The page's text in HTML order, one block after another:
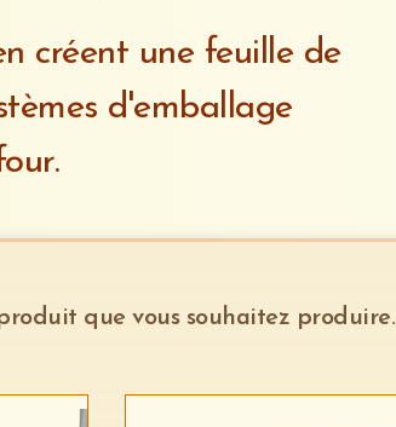
créent une feuille de
d'emballage
que vous souhaitez produire.